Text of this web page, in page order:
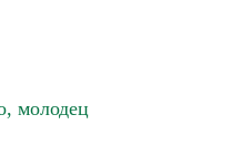
молодец